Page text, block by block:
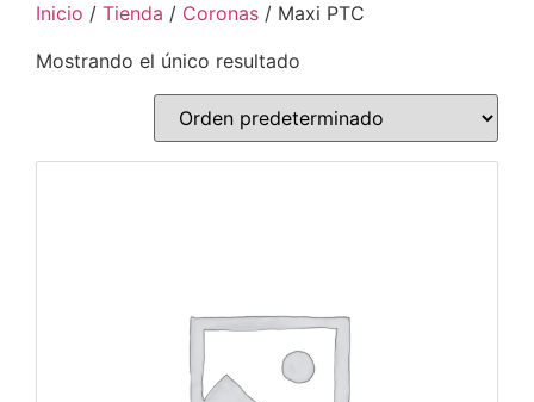
Inicio / Tienda / Coronas / Maxi PTC
Mostrando el único resultado